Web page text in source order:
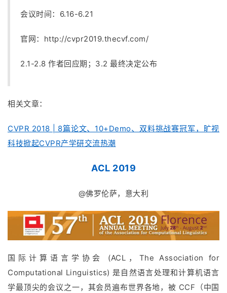
会议时间：6.16-6.21
官网： http://cvpr2019.thecvf.com/
2.1-2.8 作者回应期；3.2 最终决定公布
相关文章：
CVPR 2018 | 8篇论文、10+Demo、双料挑战赛冠军，旷视
科技掀起CVPR产学研交流热潮
ACL 2019
@佛罗伦萨，意大利
国际计算语言学协会 (ACL，The Association for
Computational Linguistics) 是自然语言处理和计算机语言
学最顶尖的会议之一，其会员遍布世界各地，被 CCF（中国